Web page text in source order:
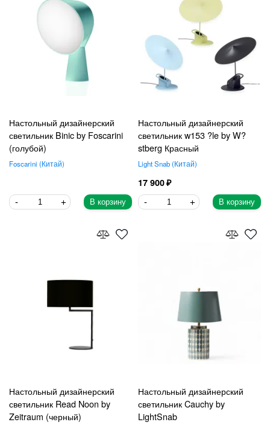
Настольный дизайнерский
светильник Binic by Foscarini
(голубой)
Foscarini Китай
В корзину
Настольный дизайнерский
светильник w153 ?le by W?
stberg Красный
Light Snab Китай
17 900
В корзину
Настольный дизайнерский
светильник Read Noon by
Zeitraum (черный)
Настольный дизайнерский
светильник Cauchy by
LightSnab